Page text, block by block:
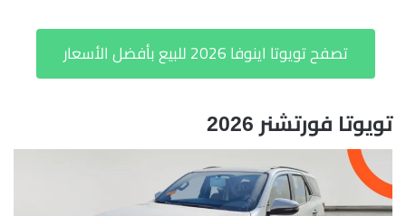
تصفح تويوتا اينوفا 2026 للبيع بأفضل الأسعار
تويوتا فورتشنر 2026